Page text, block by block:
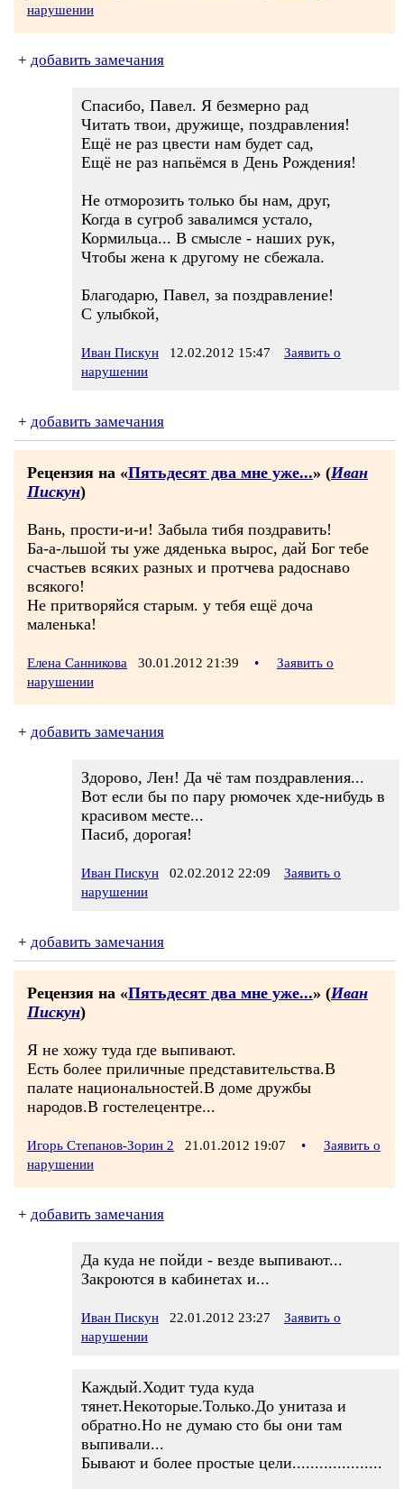
нарушении
+ добавить замечания
Спасибо, Павел. Я безмерно рад
Читать твои, дружище, поздравления!
Ещё не раз цвести нам будет сад,
Ещё не раз напьёмся в День Рождения!
Не отморозить только бы нам, друг,
Когда в сугроб завалимся устало,
Кормильца... В смысле - наших рук,
Чтобы жена к другому не сбежала.
Благодарю, Павел, за поздравление!
С улыбкой,
Иван Пискун 12.02.2012 15:47
Заявить о
нарушении
+ добавить замечания
Рецензия на «Пятьдесят два мне уже...» (Иван
Пискун)
Вань, прости-и-и! Забыла тибя поздравить!
Ба-а-льшой ты уже дяденька вырос, дай Бог тебе
счастьев всяких разных и протчева радоснаво
всякого!
Не притворяйся старым. у тебя ещё доча
маленька!
Елена Санникова 30.01.2012 21:39 •
Заявить о
нарушении
+ добавить замечания
Здорово, Лен! Да чё там поздравления...
Вот если бы по пару рюмочек хде-нибудь в
красивом месте...
Пасиб, дорогая!
Иван Пискун 02.02.2012 22:09
Заявить о
нарушении
+ добавить замечания
Рецензия на «Пятьдесят два мне уже...» (Иван
Пискун)
Я не хожу туда где выпивают.
Есть более приличные представительства.В
палате национальностей.В доме дружбы
народов.В гостелецентре...
Игорь Степанов-Зорин 2 21.01.2012 19:07 •
Заявить о
нарушении
+ добавить замечания
Да куда не пойди - везде выпивают...
Закроются в кабинетах и...
Иван Пискун 22.01.2012 23:27
Заявить о
нарушении
Каждый.Ходит туда куда
тянет.Некоторые.Только.До унитаза и
обратно.Но не думаю сто бы они там
выпивали...
Бывают и более простые цели....................